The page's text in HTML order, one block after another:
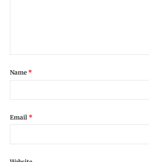
Name *
Email *